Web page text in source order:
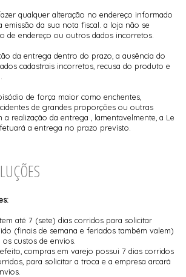
qualquer alteração no endereço informado
emissão da sua nota fiscal. a loja não se
de endereço ou outros dados incorretos.
da entrega dentro do prazo, a ausência do
cadastrais incorretos, recusa do produto e
de força maior como enchentes,
de grandes proporções ou outras
a realização da entrega , lamentavelmente, a Le
a entrega no prazo previsto.
até 7 (sete) dias corridos para solicitar
(finais de semana e feriados também valem)
custos de envios.
compras em varejo possui 7 dias corridos
para solicitar a troca e a empresa arcará